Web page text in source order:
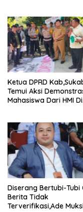
Ketua DPRD
Temui Aksi
Mahasiswa Dari HMI Di
Diserang Bertubi-Tubi
Berita Tidak
Terverifikasi,Ade